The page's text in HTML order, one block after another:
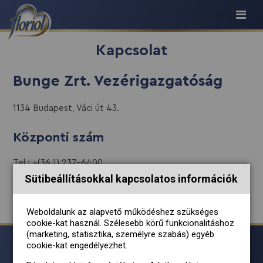
Kapcsolat
Bunge Zrt. Vezérigazgatóság
1134 Budapest, Váci út 43.
Központi szám
Tel.: +(36 1) 237-6400
Fax: +(36 1) 239-9647
Sütibeállításokkal kapcsolatos információk
Weboldalunk az alapvető működéshez szükséges
cookie-kat használ. Szélesebb körű funkcionalitáshoz
(marketing, statisztika, személyre szabás) egyéb
cookie-kat engedélyezhet.